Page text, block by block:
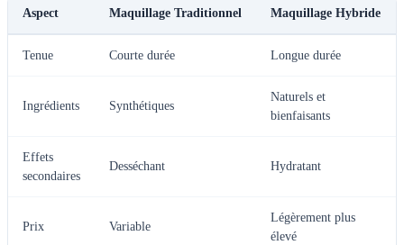
Aspect Maquillage Traditionnel Maquillage Hybride
Tenue Courte durée Longue durée
Ingrédients Synthétiques
Naturels et
bienfaisants
Effets
secondaires
Desséchant Hydratant
Prix Variable
Légèrement plus
élevé